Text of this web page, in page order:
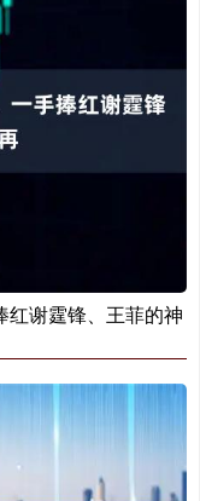
红谢霆锋、王菲的神